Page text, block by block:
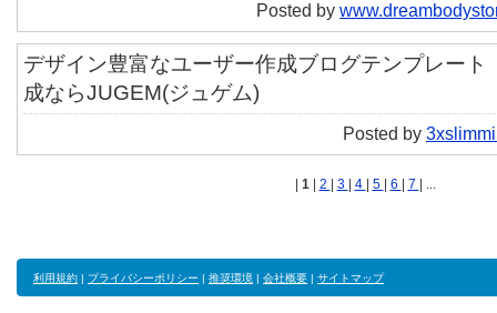
Posted by
デザイン豊富なユーザー作成ブログテンプレート
成ならJUGEM(ジュゲム)
Posted by
1 2 3 4 5 6 7 | ...
利用規約 | プライバシーポリシー | 推奨環境 | 会社概要 | サイトマップ